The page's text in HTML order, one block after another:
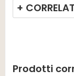
+
Prodotti